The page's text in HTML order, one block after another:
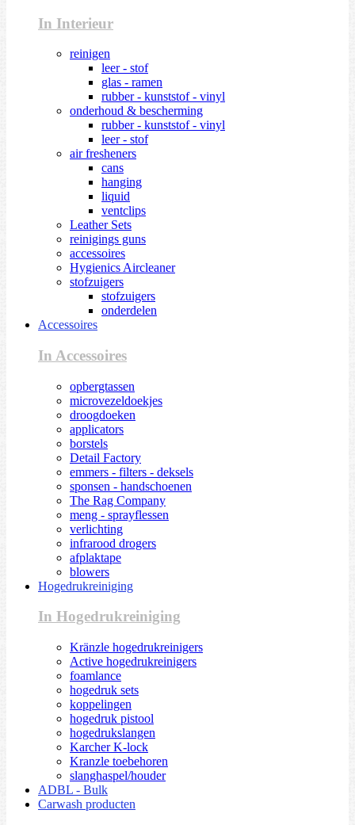
In Interieur
reinigen
leer - stof
glas - ramen
rubber - kunststof - vinyl
onderhoud & bescherming
rubber - kunststof - vinyl
leer - stof
air fresheners
cans
hanging
liquid
ventclips
Leather Sets
reinigings guns
accessoires
Hygienics Aircleaner
stofzuigers
stofzuigers
onderdelen
Accessoires
In Accessoires
opbergtassen
microvezeldoekjes
droogdoeken
applicators
borstels
Detail Factory
emmers - filters - deksels
sponsen - handschoenen
The Rag Company
meng - sprayflessen
verlichting
infrarood drogers
afplaktape
blowers
Hogedrukreiniging
In Hogedrukreiniging
Kränzle hogedrukreinigers
Active hogedrukreinigers
foamlance
hogedruk sets
koppelingen
hogedruk pistool
hogedrukslangen
Karcher K-lock
Kranzle toebehoren
slanghaspel/houder
ADBL - Bulk
Carwash producten